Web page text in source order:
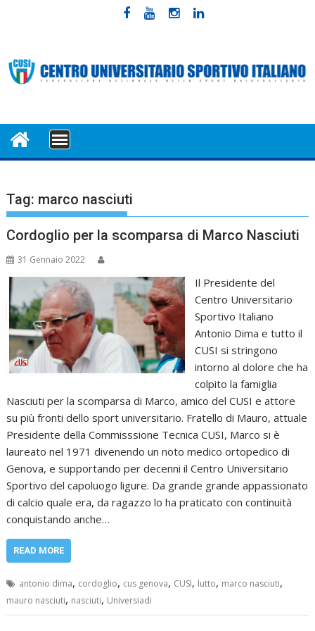
MENU
Tag: marco nasciuti
Cordoglio per la scomparsa di Marco Nasciuti
31 Gennaio 2022
Il Presidente del
Centro Universitario
Sportivo Italiano
Antonio Dima e tutto il
CUSI si stringono
intorno al dolore che ha
colpito la famiglia
Nasciuti per la scomparsa di Marco, amico del CUSI e attore
su più fronti dello sport universitario. Fratello di Mauro, attuale
Presidente della Commisssione Tecnica CUSI, Marco si è
laureato nel 1971 divenendo un noto medico ortopedico di
Genova, e supportando per decenni il Centro Universitario
Sportivo del capoluogo ligure. Da grande grande appassionato
di calcio quale era, da ragazzo lo ha praticato con continuità
conquistando anche…
READ MORE
antonio dima, cordoglio, cus genova, CUSI, lutto, marco nasciuti,
mauro nasciuti, nasciuti, Universiadi